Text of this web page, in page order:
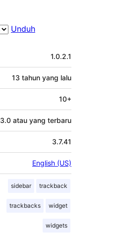
Unduh
1.0.2.1
13 tahun yang lalu
10+
3.0 atau yang terbaru
3.7.41
English (US)
sidebar trackback
trackbacks widget
widgets